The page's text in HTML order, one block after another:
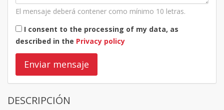
El mensaje deberá contener como mínimo 10 letras.
I consent to the processing of my data, as
described in the Privacy policy
Enviar mensaje
DESCRIPCIÓN